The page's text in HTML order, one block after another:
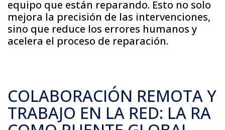
equipo que están reparando. Esto no solo
mejora la precisión de las intervenciones,
sino que reduce los errores humanos y
acelera el proceso de reparación.
COLABORACIÓN REMOTA Y
TRABAJO EN LA RED: LA RA